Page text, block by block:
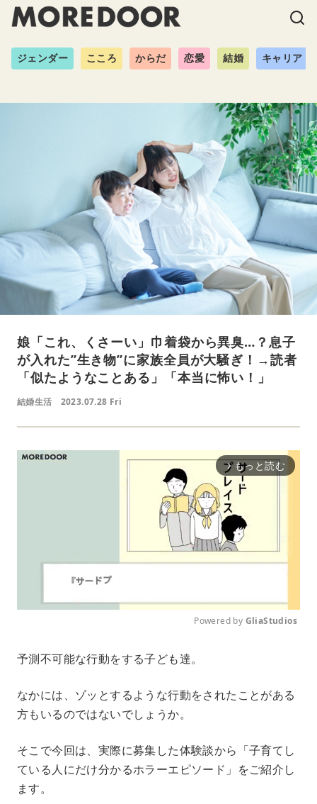
ジェンダー こころ からだ 恋愛 結婚 キャリア
娘「これ、くさーい」巾着袋から異臭…？息子
が入れた”生き物”に家族全員が大騒ぎ！→読者
「似たようなことある」「本当に怖い！」
結婚生活 2023.07.28 Fri
arrow_forward_ios もっと読む
e
Powered by GliaStudios
予測不可能な行動をする子ども達。
なかには、ゾッとするような行動をされたことがある
方もいるのではないでしょうか。
そこで今回は、実際に募集した体験談から「子育てし
ている人にだけ分かるホラーエピソード」をご紹介し
ます。